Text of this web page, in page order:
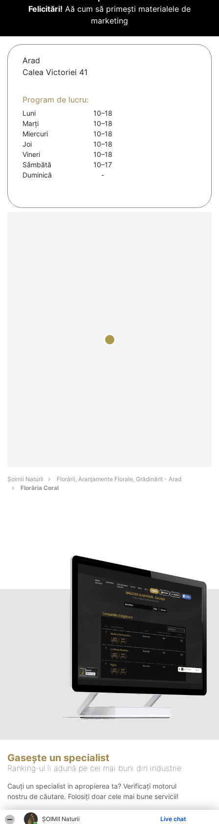
ŞOIMII Naturii Live chat
Felicitări! Aă cum să primești materialele de
marketing
Arad
Calea Victoriei 41
Program de lucru:
Luni
10–18
Marți
10–18
Miercuri
10–18
Joi
10–18
Vineri
10–18
Sâmbătă
10–17
Duminică
-
Şoimii Naturii
Florării, Aranjamente Florale, Grădinărit - Arad
Florăria Coral
Gasește un specialist
Ranking-ul îi adună pe cei mai buni din industrie
Cauți un specialist in apropierea ta? Verificați motorul
nostru de căutare. Folosiți doar cele mai bune servicii!